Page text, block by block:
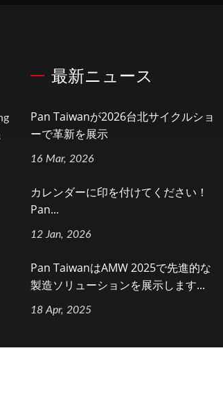
最新ニュース
Pan Taiwanが2026台北サイクルショ
ーで革新を展示
16 Mar, 2026
カレンダーに印を付けてください！
Pan...
12 Jan, 2026
Pan TaiwanはAMW 2025で先進的な
製造ソリューションを展示します...
18 Apr, 2025